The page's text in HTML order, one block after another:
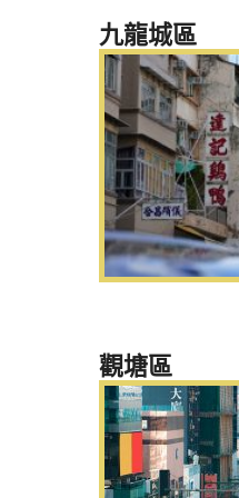
九龍城區
觀塘區